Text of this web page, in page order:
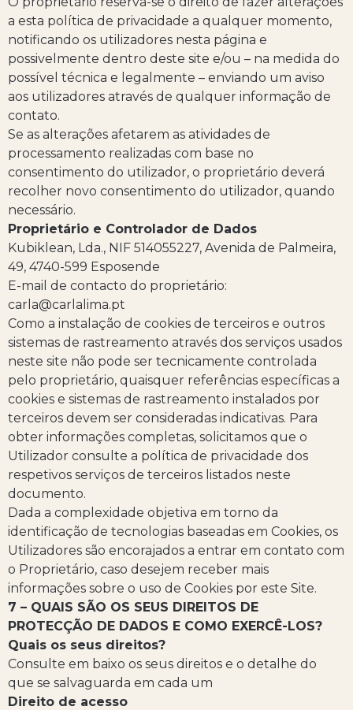
a esta política de privacidade a qualquer momento,
notificando os utilizadores nesta página e
possivelmente dentro deste site e/ou – na medida do
possível técnica e legalmente – enviando um aviso
aos utilizadores através de qualquer informação de
contato.
Se as alterações afetarem as atividades de
processamento realizadas com base no
consentimento do utilizador, o proprietário deverá
recolher novo consentimento do utilizador, quando
necessário.
Proprietário e Controlador de Dados
Kubiklean, Lda., NIF 514055227, Avenida de Palmeira,
49, 4740-599 Esposende
E-mail de contacto do proprietário:
carla@carlalima.pt
Como a instalação de cookies de terceiros e outros
sistemas de rastreamento através dos serviços usados
neste site não pode ser tecnicamente controlada
pelo proprietário, quaisquer referências específicas a
cookies e sistemas de rastreamento instalados por
terceiros devem ser consideradas indicativas. Para
obter informações completas, solicitamos que o
Utilizador consulte a política de privacidade dos
respetivos serviços de terceiros listados neste
documento.
Dada a complexidade objetiva em torno da
identificação de tecnologias baseadas em Cookies, os
Utilizadores são encorajados a entrar em contato com
o Proprietário, caso desejem receber mais
informações sobre o uso de Cookies por este Site.
7 – QUAIS SÃO OS SEUS DIREITOS DE
PROTECÇÃO DE DADOS E COMO EXERCÊ-LOS?
Quais os seus direitos?
Consulte em baixo os seus direitos e o detalhe do
que se salvaguarda em cada um
Direito de acesso